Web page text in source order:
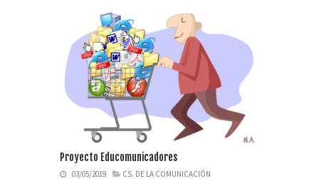
Proyecto Educomunicadores
03/05/2019 CS. DE LA COMUNICACIÓN